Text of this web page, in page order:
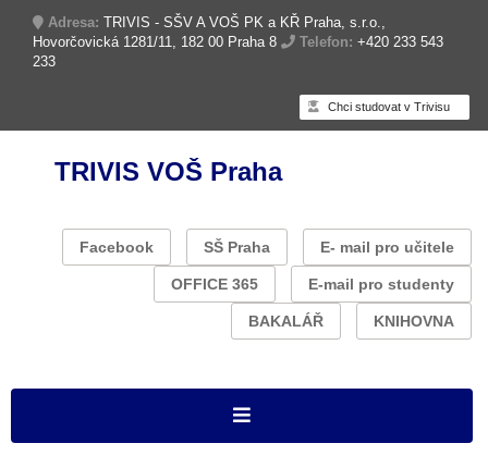
Adresa: TRIVIS - SŠV A VOŠ PK a KŘ Praha, s.r.o.,
Hovorčovická 1281/11, 182 00 Praha 8
Telefon: +420 233 543
233
Chci studovat v Trivisu
TRIVIS VOŠ Praha
Facebook SŠ Praha E- mail pro učitele
OFFICE 365 E-mail pro studenty
BAKALÁŘ KNIHOVNA